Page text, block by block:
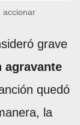
accionar
grave
agravante
quedó
la